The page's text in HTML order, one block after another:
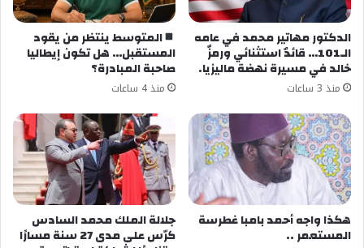
معجب بهذه:
الدكتور مهاتير محمد في عامه
الـ101… قائدٌ استثنائي ورمزٌ
خالد في مسيرة نهضة ماليزيا.
منذ 3 ساعات
المتوسط ينتظر من يقود
المستقبل… هل تكون إيطاليا
صاحبة المبادرة؟
منذ 4 ساعات
هكذا واجه أحمد بامبا غطرسة
المستعمر ..
جلالة الملك محمد السادس
كرّس على مدى 27 سنة مسارًا